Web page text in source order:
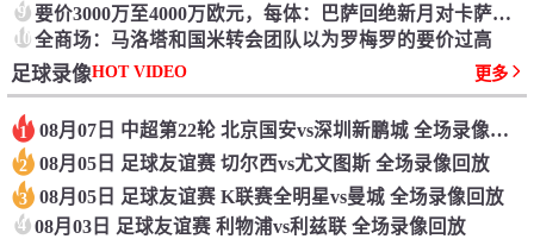
9 要价3000万至4000万欧元，每体：巴萨回绝新月对卡萨多报价
10全商场：马洛塔和国米转会团队以为罗梅罗的要价过高
足球录像HOT VIDEO 更多
1 08月07日 中超第22轮 北京国安vs深圳新鹏城 全场录像回放
2 08月05日 足球友谊赛 切尔西vs尤文图斯 全场录像回放
3 08月05日 足球友谊赛 K联赛全明星vs曼城 全场录像回放
4 08月03日 足球友谊赛 利物浦vs利兹联 全场录像回放